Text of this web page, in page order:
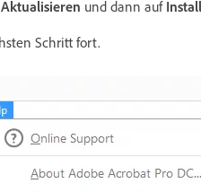
Aktualisieren und dann auf
Schritt fort.